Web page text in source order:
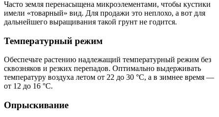
Часто земля перенасыщена микроэлементами, чтобы кустики
имели «товарный» вид. Для продажи это неплохо, а вот для
дальнейшего выращивания такой грунт не годится.
Температурный режим
Обеспечьте растению надлежащий температурный режим без
сквозняков и резких перепадов. Оптимально выдерживать
температуру воздуха летом от 22 до 30 °С, а в зимнее время —
от 12 до 16 °С.
Опрыскивание